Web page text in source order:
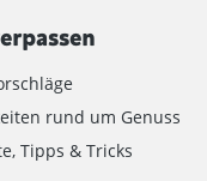
rund um Genuss
Tipps & Tricks